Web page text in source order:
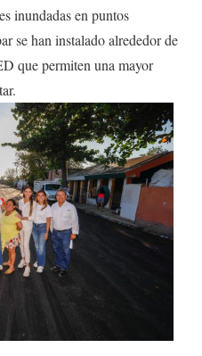
inundadas en puntos
se han instalado alrededor de
que permiten una mayor